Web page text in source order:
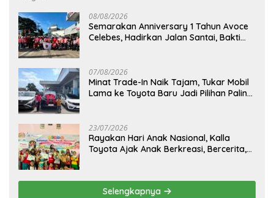
08/08/2026
Semarakan Anniversary 1 Tahun Avoce
Celebes, Hadirkan Jalan Santai, Bakti
07/08/2026
Minat Trade-In Naik Tajam, Tukar Mobil
Lama ke Toyota Baru Jadi Pilihan Paling
23/07/2026
Rayakan Hari Anak Nasional, Kalla
Toyota Ajak Anak Berkreasi, Bercerita,
Selengkapnya